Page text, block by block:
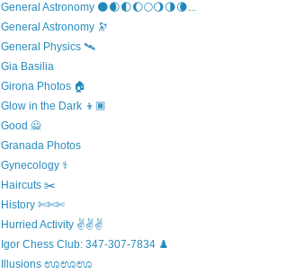
General Astronomy 🌑🌒🌓🌔🌕🌖🌗🌘...
General Astronomy 🔭
General Physics 🛰
Gia Basilia
Girona Photos 🏠
Glow in the Dark 👦🏿
Good 🙅
Granada Photos
Gynecology ⚕️
Haircuts ✂️
History ✄✄✄
Hurried Activity ✌✌✌
Igor Chess Club: 347-307-7834 ♟️
Illusions ಊಊಊ